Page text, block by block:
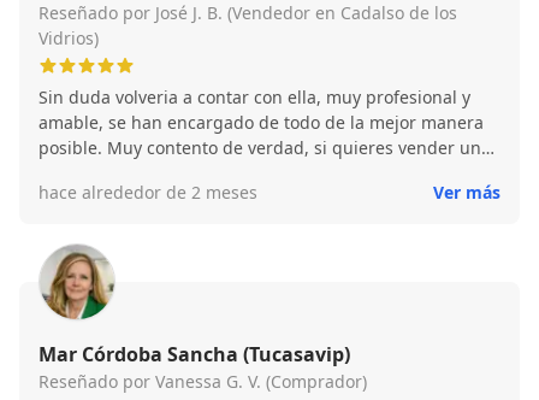
Reseñado por José J. B. (Vendedor en Cadalso de los
Vidrios)
Sin duda volveria a contar con ella, muy profesional y
amable, se han encargado de todo de la mejor manera
posible. Muy contento de verdad, si quieres vender una
hace alrededor de 2 meses
Ver más
Mar Córdoba Sancha (Tucasavip)
Reseñado por Vanessa G. V. (Comprador)